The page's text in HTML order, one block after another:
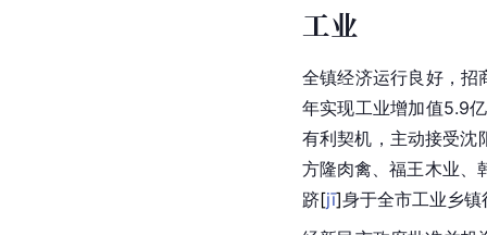
工业
全镇经济运行良好，
年实现工业增加值5.9
有利契机，主动接受沈
方隆肉禽、福王木业、
跻[jī]身于全市工业乡镇